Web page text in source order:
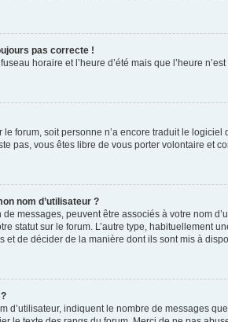
pas correcte !
horaire et l’heure d’été mais que l’heure
forum, soit personne n’a encore traduit le
pas, vous êtes libre de vous porter volontaire
nom d’utilisateur ?
messages, peuvent être associés à votre nom
statut sur le forum. L’autre type, habituellement
et de décider de la manière dont ils sont mis à
d’utilisateur, indiquent le nombre de messages